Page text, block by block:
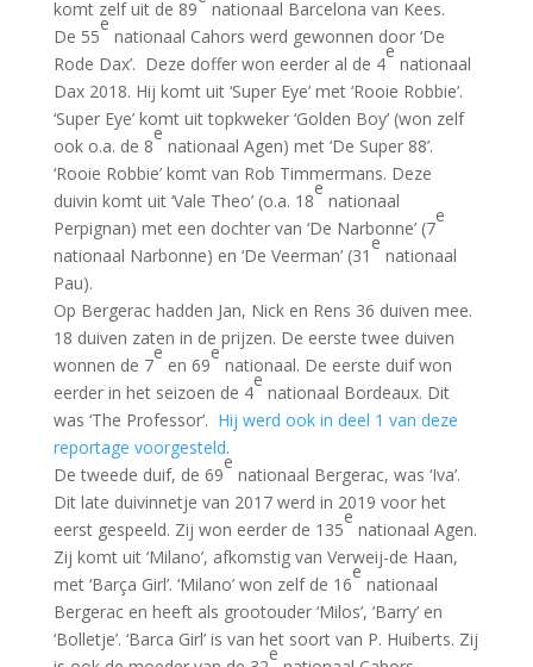
komt zelf uit de 89
nationaal Barcelona van Kees.
De 55
e
nationaal Cahors werd gewonnen door ‘De
Rode Dax’. Deze doffer won eerder al de 4
e
nationaal
Dax 2018. Hij komt uit ‘Super Eye’ met ‘Rooie Robbie’.
‘Super Eye’ komt uit topkweker ‘Golden Boy’ (won zelf
ook o.a. de 8
e
nationaal Agen) met ‘De Super 88’.
‘Rooie Robbie’ komt van Rob Timmermans. Deze
duivin komt uit ‘Vale Theo’ (o.a. 18
e
nationaal
Perpignan) met een dochter van ‘De Narbonne’ (7
e
nationaal Narbonne) en ‘De Veerman’ (31
e
nationaal
Pau).
Op Bergerac hadden Jan, Nick en Rens 36 duiven mee.
18 duiven zaten in de prijzen. De eerste twee duiven
wonnen de 7
e
en 69
e
nationaal. De eerste duif won
eerder in het seizoen de 4
e
nationaal Bordeaux. Dit
was ‘The Professor’. Hij werd ook in deel 1 van deze
reportage voorgesteld.
De tweede duif, de 69
e
nationaal Bergerac, was ‘Iva’.
Dit late duivinnetje van 2017 werd in 2019 voor het
eerst gespeeld. Zij won eerder de 135
e
nationaal Agen.
Zij komt uit ‘Milano’, afkomstig van Verweij-de Haan,
met ‘Barça Girl’. ‘Milano’ won zelf de 16
e
nationaal
Bergerac en heeft als grootouder ‘Milos’, ‘Barry’ en
‘Bolletje’. ‘Barca Girl’ is van het soort van P. Huiberts. Zij
e